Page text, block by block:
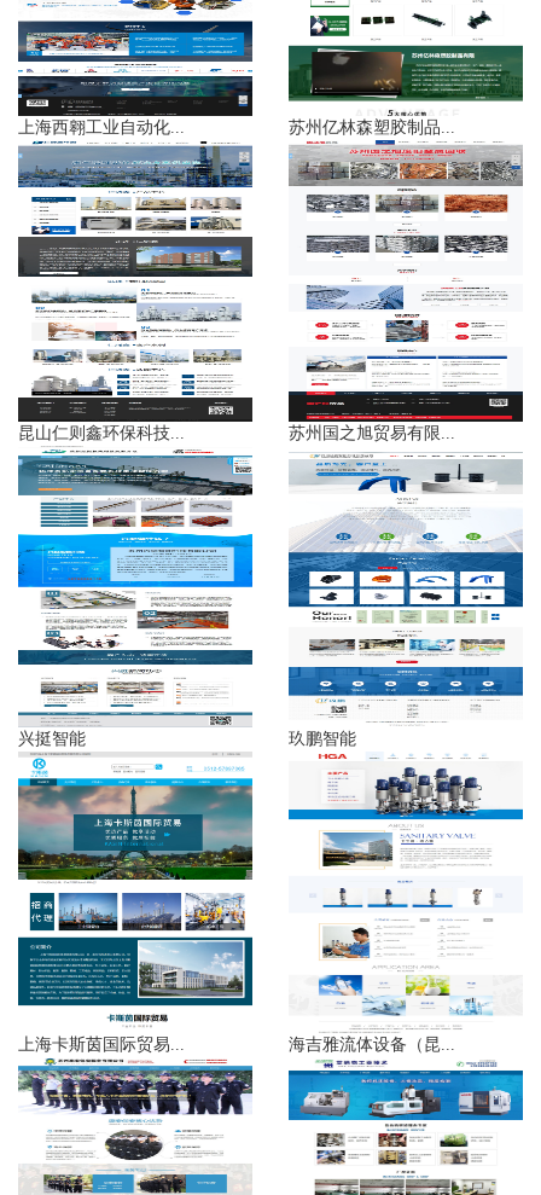
上海西翱工业自动化... 苏州亿林森塑胶制品...
昆山仁则鑫环保科技... 苏州国之旭贸易有限...
兴挺智能 玖鹏智能
上海卡斯茵国际贸易... 海吉雅流体设备（昆...